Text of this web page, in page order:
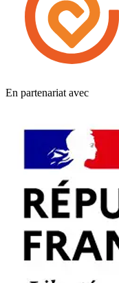
En partenariat avec